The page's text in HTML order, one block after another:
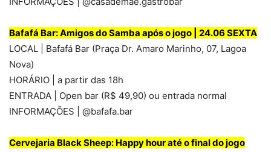
Bafafá Bar: Amigos do Samba após o jogo | 24.06 SEXTA
LOCAL | Bafafá Bar (Praça Dr. Amaro Marinho, 07, Lagoa
Nova)
HORÁRIO | a partir das 18h
ENTRADA | Open bar (R$ 49,90) ou entrada normal
INFORMAÇÕES | @bafafa.bar
Cervejaria Black Sheep: Happy hour até o final do jogo